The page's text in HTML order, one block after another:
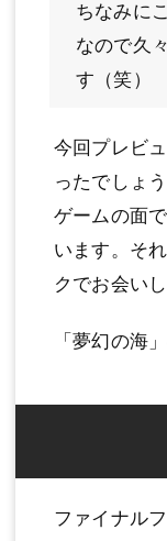
ちなみに
なので久
す（笑）
今回プレビ
ったでしょ
ゲームの面
います。そ
クでお会い
「夢幻の海
ファイナル